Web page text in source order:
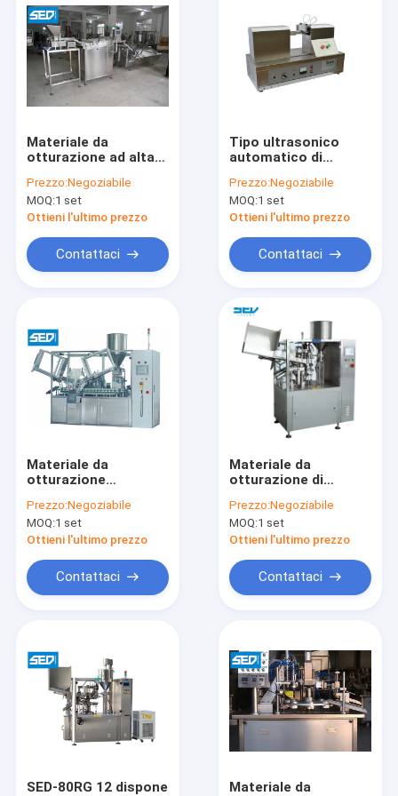
Prodotti
Video
Chi siamo
Contattaci
Notizia
attrezzatura farmaceutica del macchinario
Macchina di rifornimento della capsula
Materiale da
otturazione ad alta
metropolitana ed
imbottigliatrice di
sigillatura delle
effervescenti della
macchina
Prezzo:Negoziabile
MOQ:1 set
Ottieni l'ultimo prezzo
Contattaci
Tipo ultrasonico
automatico di
macchina 220V 50HZ
di sigillamento della
metropolitana dei
Prezzo:Negoziabile
MOQ:1 set
Ottieni l'ultimo prezzo
Contattaci
Materiale da
otturazione
industriale della
metropolitana di
SED-100RG ed alta
della macchina con
l'alimentatore doppio
Prezzo:Negoziabile
MOQ:1 set
Ottieni l'ultimo prezzo
Contattaci
Materiale da
otturazione di
metropolitana di
SED-80RG e
riempitore e
automatici della
metropolitana della
macchina di
sigillamento
Prezzo:Negoziabile
MOQ:1 set
Ottieni l'ultimo prezzo
Contattaci
SED-80RG 12 dispone
Materiale da